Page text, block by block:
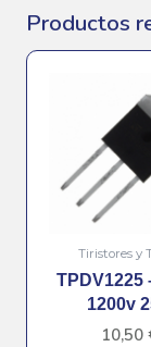
Productos
Tiristores y
TPDV1225
1200v
10,50